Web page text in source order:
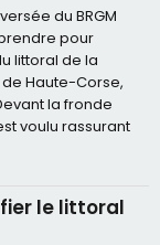
du BRGM
pour
littoral de la
Haute-Corse,
la fronde
voulu rassurant
le littoral